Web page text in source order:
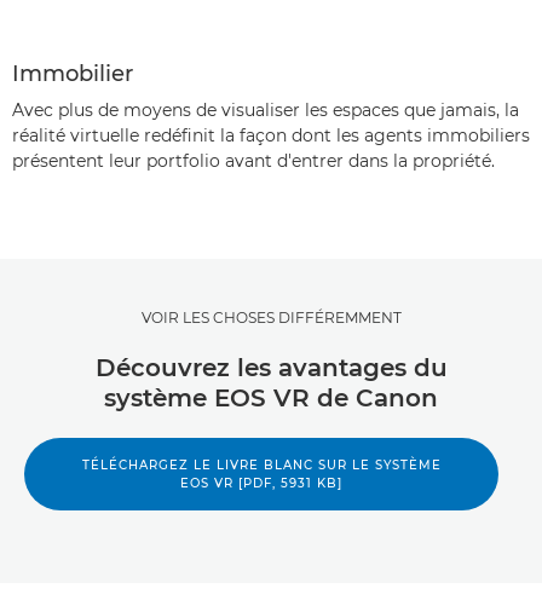
Immobilier
Avec plus de moyens de visualiser les espaces que jamais, la
réalité virtuelle redéfinit la façon dont les agents immobiliers
présentent leur portfolio avant d'entrer dans la propriété.
VOIR LES CHOSES DIFFÉREMMENT
Découvrez les avantages du
système EOS VR de Canon
TÉLÉCHARGEZ LE LIVRE BLANC SUR LE SYSTÈME
EOS VR [PDF, 5931 KB]